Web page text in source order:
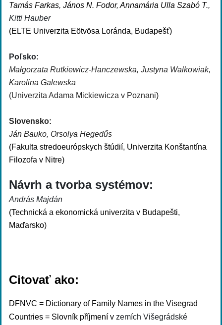
Tamás Farkas, János N. Fodor, Annamária Ulla Szabó T.,
Kitti Hauber
(ELTE Univerzita Eötvösa Loránda, Budapešť)
Poľsko:
Małgorzata Rutkiewicz-Hanczewska, Justyna Walkowiak,
Karolina Galewska
(Univerzita Adama Mickiewicza v Poznani)
Slovensko:
Ján Bauko, Orsolya Hegedűs
(Fakulta stredoeurópskych štúdií, Univerzita Konštantína
Filozofa v Nitre)
Návrh a tvorba systémov:
András Majdán
(Technická a ekonomická univerzita v Budapešti,
Maďarsko)
Citovať ako:
DFNVC = Dictionary of Family Names in the Visegrad
Countries = Slovník příjmení v zemích Višegrádské